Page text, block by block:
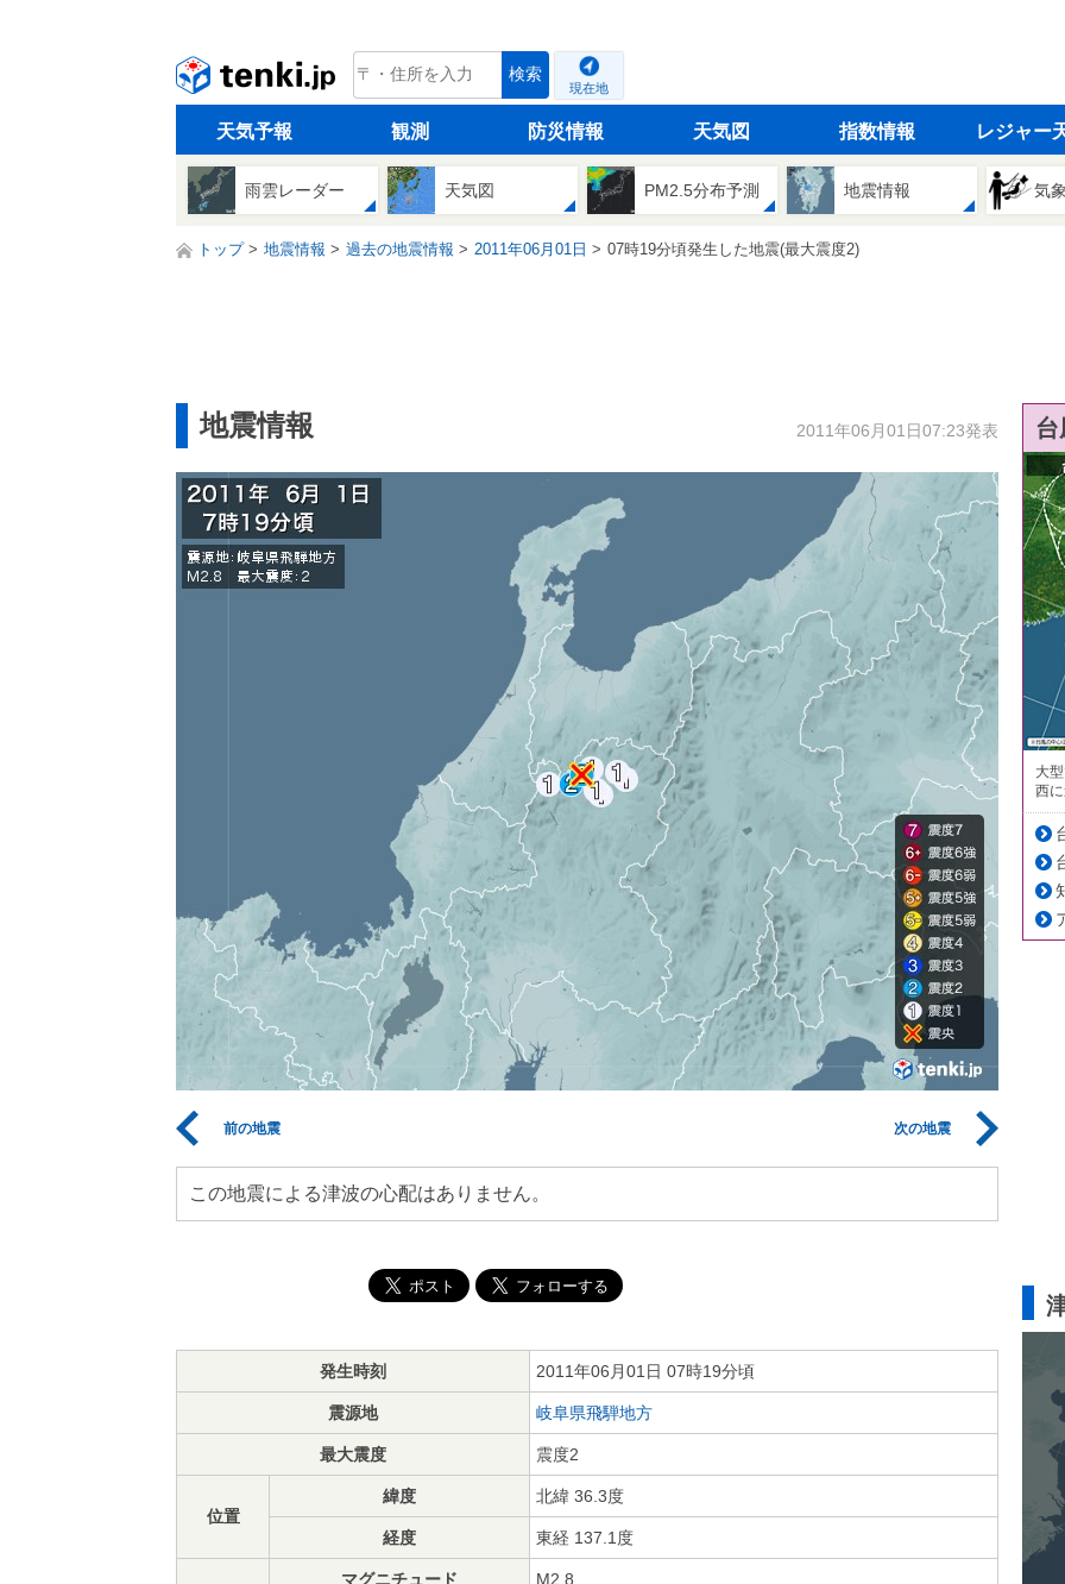
tenki.jp 検索
現在地
天気予報 観測 防災情報 天気図 指数情報 レジャー
雨雲レーダー 天気図 PM2.5分布予測 地震情報 気
トップ 地震情報 過去の地震情報 2011年06月01日 07時19分頃発生した地震(最大震度2)
地震情報 2011年06月01日07:23発表
前の地震 次の地震
この地震による津波の心配はありません。
発生時刻 2011年06月01日 07時19分頃
震源地 岐阜県飛騨地方
最大震度 震度2
位置
緯度 北緯 36.3度
経度 東経 137.1度
マグニチュード M2.8
大
西